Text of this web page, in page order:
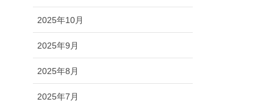
2025年10月
2025年9月
2025年8月
2025年7月